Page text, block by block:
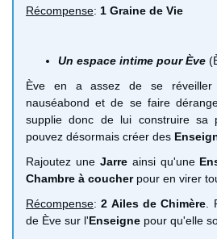
Récompense: 1 Graine de Vie
Un espace intime pour Ève
Ève en a assez de se
nauséabond et de se faire
supplie donc de lui construire sa
pouvez désormais créer des
Rajoutez une Jarreainsi qu'une
Chambre à coucher pour en virer
Récompense:2 Ailes de Chimère
de Ève sur l'Enseigne pour qu'elle